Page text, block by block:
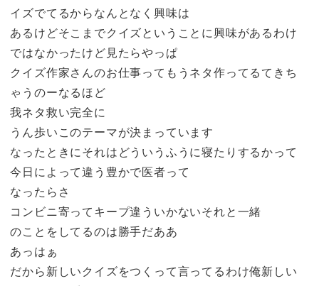
イズでてるからなんとなく興味は
あるけどそこまでクイズということに興味があるわけ
ではなかったけど見たらやっぱ
クイズ作家さんのお仕事ってもうネタ作ってるてきち
ゃうのーなるほど
我ネタ救い完全に
うん歩いこのテーマが決まっています
なったときにそれはどういうふうに寝たりするかって
今日によって違う豊かで医者って
なったらさ
コンビニ寄ってキープ違ういかないそれと一緒
のことをしてるのは勝手だああ
あっはぁ
だから新しいクイズをつくって言ってるわけ俺新しい